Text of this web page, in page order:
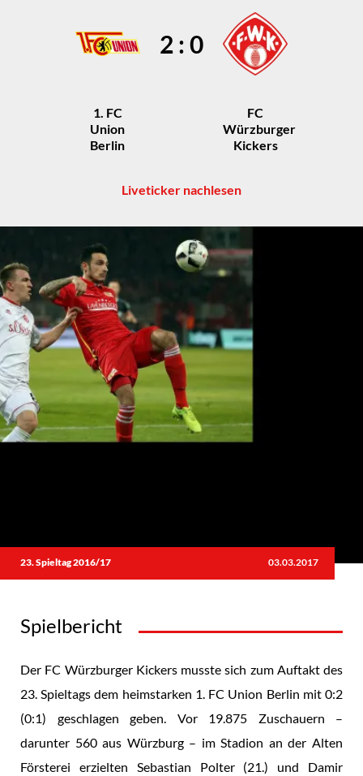
1. FC
Union
Berlin
2 : 0
FC
Würzburger
Kickers
Liveticker nachlesen
23. Spieltag 2016/17 03.03.2017
Spielbericht
Der FC Würzburger Kickers musste sich zum Auftakt des
23. Spieltags dem heimstarken 1. FC Union Berlin mit 0:2
(0:1) geschlagen geben. Vor 19.875 Zuschauern –
darunter 560 aus Würzburg – im Stadion an der Alten
Försterei erzielten Sebastian Polter (21.) und Damir